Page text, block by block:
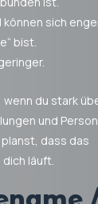
sich
bist.
du stark
und
dass das
läuft.